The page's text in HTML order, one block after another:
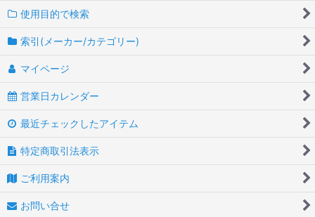
使用目的で検索
索引(メーカー/カテゴリー)
マイページ
営業日カレンダー
最近チェックしたアイテム
特定商取引法表示
ご利用案内
お問い合せ